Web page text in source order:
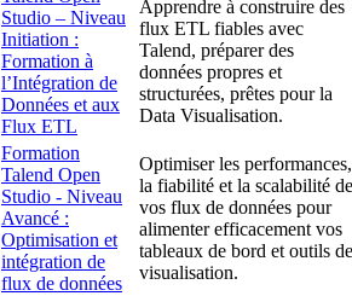
Studio – Niveau
Initiation :
Formation à
l’Intégration de
Données et aux
Flux ETL
Apprendre à construire des
flux ETL fiables avec
Talend, préparer des
données propres et
structurées, prêtes pour la
Data Visualisation.
Formation
Talend Open
Studio - Niveau
Avancé :
Optimisation et
intégration de
flux de données
Optimiser les performances,
la fiabilité et la scalabilité de
vos flux de données pour
alimenter efficacement vos
tableaux de bord et outils de
visualisation.